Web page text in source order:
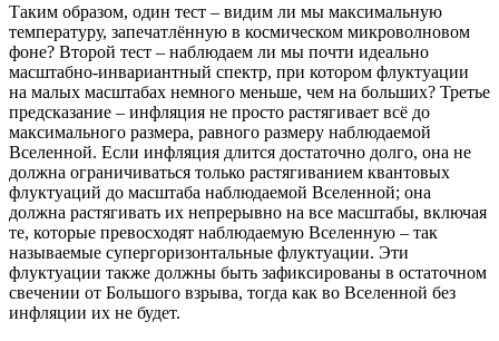
Таким образом, один тест – видим ли мы максимальную
температуру, запечатлённую в космическом микроволновом
фоне? Второй тест – наблюдаем ли мы почти идеально
масштабно-инвариантный спектр, при котором флуктуации
на малых масштабах немного меньше, чем на больших? Третье
предсказание – инфляция не просто растягивает всё до
максимального размера, равного размеру наблюдаемой
Вселенной. Если инфляция длится достаточно долго, она не
должна ограничиваться только растягиванием квантовых
флуктуаций до масштаба наблюдаемой Вселенной; она
должна растягивать их непрерывно на все масштабы, включая
те, которые превосходят наблюдаемую Вселенную – так
называемые супергоризонтальные флуктуации. Эти
флуктуации также должны быть зафиксированы в остаточном
свечении от Большого взрыва, тогда как во Вселенной без
инфляции их не будет.